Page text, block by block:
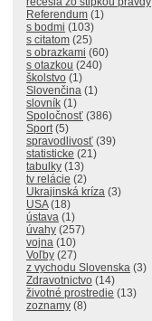
Referendum (1)
s bodmi (103)
s citatom (25)
s obrazkami (60)
s otazkou (240)
školstvo (1)
Slovenčina (1)
slovník (1)
Spoločnosť (386)
Sport(5)
spravodlivosť (39)
statisticke (21)
tabulky (13)
tv relácie (2)
Ukrajinská kríza (3)
USA(18)
ústava (1)
úvahy (257)
vojna (10)
Voľby (27)
z vychodu Slovenska (3)
Zdravotnictvo (14)
životné prostredie (13)
zoznamy (8)